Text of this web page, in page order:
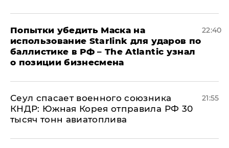
Попытки убедить Маска на
использование Starlink для ударов по
баллистике в РФ – The Atlantic узнал
о позиции бизнесмена
22:40
​Сеул спасает военного союзника
КНДР: Южная Корея отправила РФ 30
тысяч тонн авиатоплива
21:55